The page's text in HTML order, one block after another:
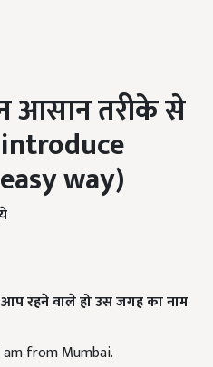
आसान तरीके से
way)
रहने वाले हो उस जगह का नाम
from Mumbai.